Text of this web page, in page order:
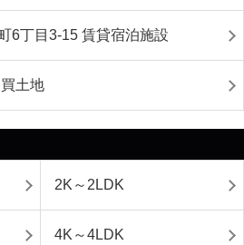
6丁目3-15 賃貸宿泊施設
土地
2K～2LDK
4K～4LDK